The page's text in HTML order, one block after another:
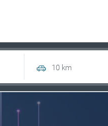
10 km